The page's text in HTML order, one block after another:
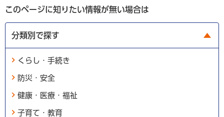
このページに知りたい情報が無い場合は
分類別で探す
くらし・手続き
防災・安全
健康・医療・福祉
子育て・教育